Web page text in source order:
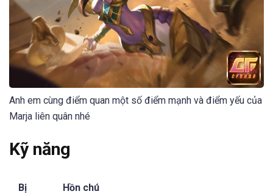
Anh em cùng điểm quan một số điểm mạnh và điểm yếu của
Marja liên quân nhé
Kỹ năng
Bị
Hồn chú